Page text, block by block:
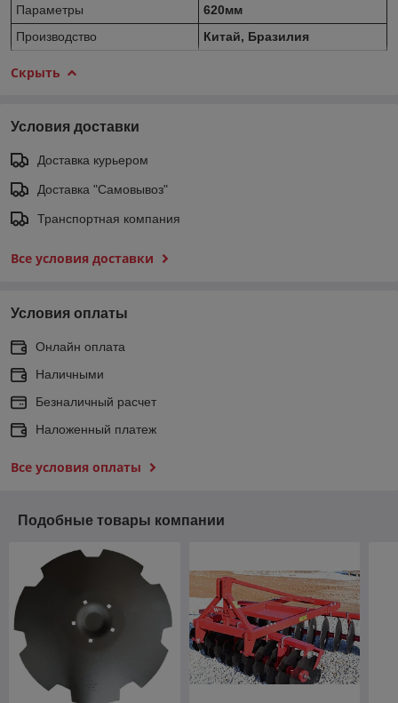
Параметры
620мм
Производство
Китай, Бразилия
Скрыть
Условия доставки
Доставка курьером
Доставка "Самовывоз"
Транспортная компания
Все условия доставки
Условия оплаты
Онлайн оплата
Наличными
Безналичный расчет
Наложенный платеж
Все условия оплаты
Подобные товары компании